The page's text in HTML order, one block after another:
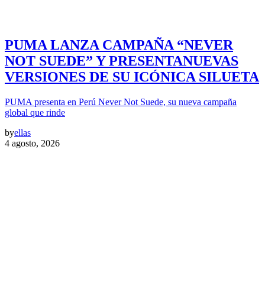
PUMA LANZA CAMPAÑA “NEVER
NOT SUEDE” Y PRESENTANUEVAS
VERSIONES DE SU ICÓNICA SILUETA
PUMA presenta en Perú Never Not Suede, su nueva campaña
global que rinde
byellas
4 agosto, 2026